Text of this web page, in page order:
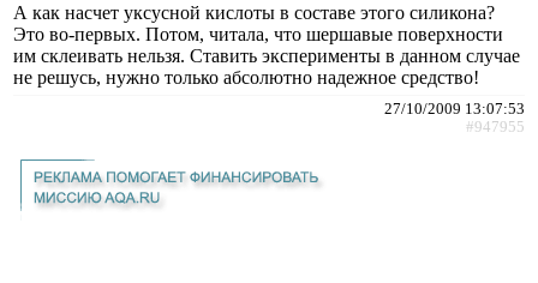
А как насчет уксусной кислоты в составе этого силикона?
Это во-первых. Потом, читала, что шершавые поверхности
им склеивать нельзя. Ставить эксперименты в данном случае
не решусь, нужно только абсолютно надежное средство!
27/10/2009 13:07:53
#947955